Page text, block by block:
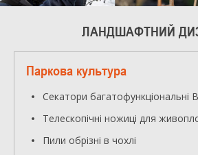
ЛАНДШАФТНИЙ
Паркова культура
Секатори багатофункціональні
Телескопічні ножиці для
Пили обрізні в чохлі